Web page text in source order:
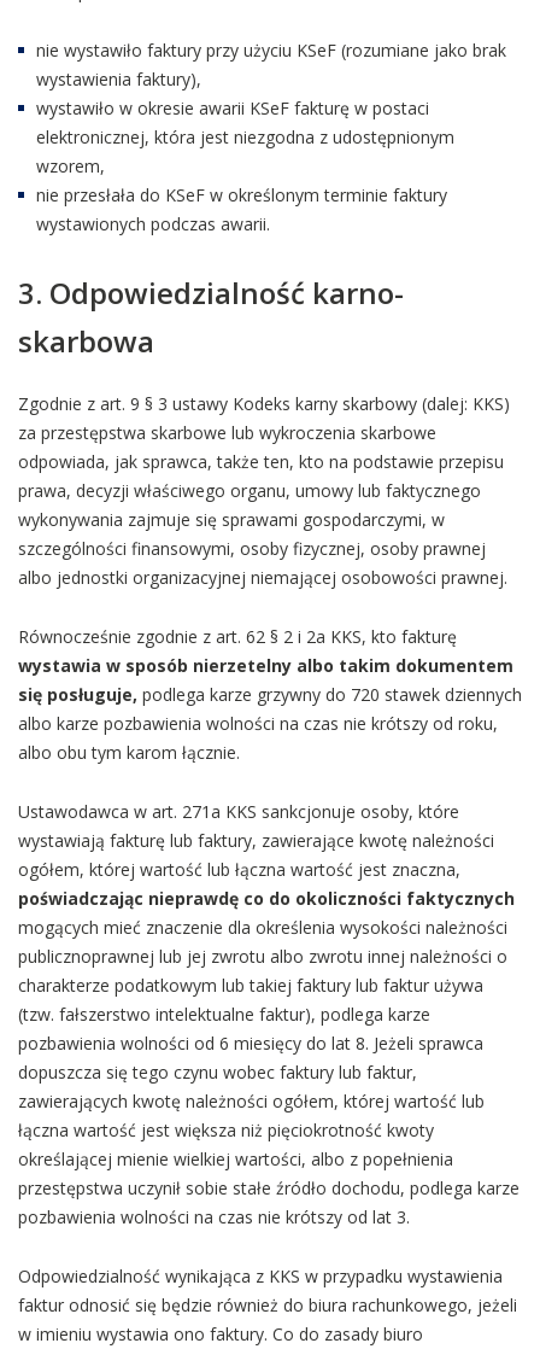
nie wystawiło faktury przy użyciu KSeF (rozumiane jako brak
wystawienia faktury),
wystawiło w okresie awarii KSeF fakturę w postaci
elektronicznej, która jest niezgodna z udostępnionym
wzorem,
nie przesłała do KSeF w określonym terminie faktury
wystawionych podczas awarii.
3. Odpowiedzialność karno-
skarbowa
Zgodnie z art. 9 § 3 ustawy Kodeks karny skarbowy (dalej: KKS)
za przestępstwa skarbowe lub wykroczenia skarbowe
odpowiada, jak sprawca, także ten, kto na podstawie przepisu
prawa, decyzji właściwego organu, umowy lub faktycznego
wykonywania zajmuje się sprawami gospodarczymi, w
szczególności finansowymi, osoby fizycznej, osoby prawnej
albo jednostki organizacyjnej niemającej osobowości prawnej.
Równocześnie zgodnie z art. 62 § 2 i 2a KKS, kto fakturę
wystawia w sposób nierzetelny albo takim dokumentem
się posługuje, podlega karze grzywny do 720 stawek dziennych
albo karze pozbawienia wolności na czas nie krótszy od roku,
albo obu tym karom łącznie.
Ustawodawca w art. 271a KKS sankcjonuje osoby, które
wystawiają fakturę lub faktury, zawierające kwotę należności
ogółem, której wartość lub łączna wartość jest znaczna,
poświadczając nieprawdę co do okoliczności faktycznych
mogących mieć znaczenie dla określenia wysokości należności
publicznoprawnej lub jej zwrotu albo zwrotu innej należności o
charakterze podatkowym lub takiej faktury lub faktur używa
(tzw. fałszerstwo intelektualne faktur), podlega karze
pozbawienia wolności od 6 miesięcy do lat 8. Jeżeli sprawca
dopuszcza się tego czynu wobec faktury lub faktur,
zawierających kwotę należności ogółem, której wartość lub
łączna wartość jest większa niż pięciokrotność kwoty
określającej mienie wielkiej wartości, albo z popełnienia
przestępstwa uczynił sobie stałe źródło dochodu, podlega karze
pozbawienia wolności na czas nie krótszy od lat 3.
Odpowiedzialność wynikająca z KKS w przypadku wystawienia
faktur odnosić się będzie również do biura rachunkowego, jeżeli
w imieniu wystawia ono faktury. Co do zasady biuro